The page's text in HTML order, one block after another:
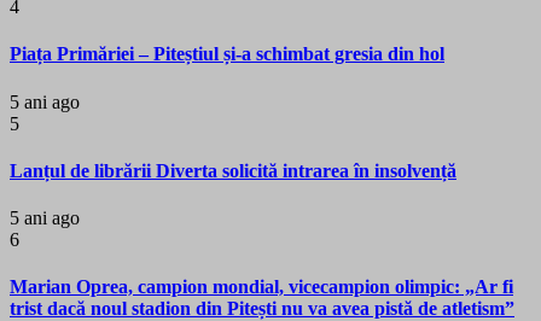
4
Piața Primăriei – Piteștiul și-a schimbat gresia din hol
5 ani ago
5
Lanțul de librării Diverta solicită intrarea în insolvență
5 ani ago
6
Marian Oprea, campion mondial, vicecampion olimpic: „Ar fi
trist dacă noul stadion din Pitești nu va avea pistă de atletism”